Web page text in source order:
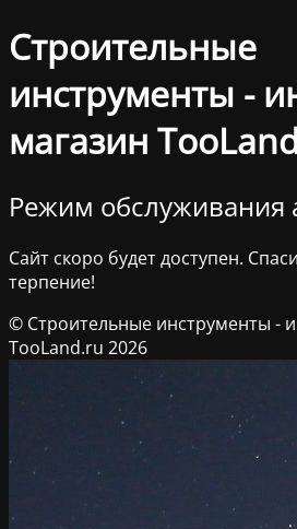
Строительные
инструменты -
магазин
Режим обслуживания
Сайт скоро будет доступен.
терпение!
© Строительные инструменты -
TooLand.ru 2026